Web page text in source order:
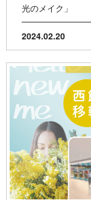
光のメイク」
2024.02.20